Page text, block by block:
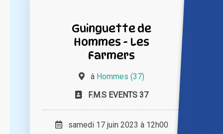
Guinguette de
Hommes - Les
Farmers
à Hommes (37)
F.M.S EVENTS 37
samedi 17 juin 2023 à 12h00